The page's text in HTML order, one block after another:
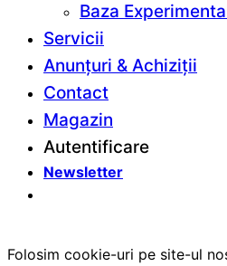
Baza
Servicii
Anunțuri & Achiziții
Contact
Magazin
Autentificare
Newsletter
Folosim cookie-uri pe site-ul